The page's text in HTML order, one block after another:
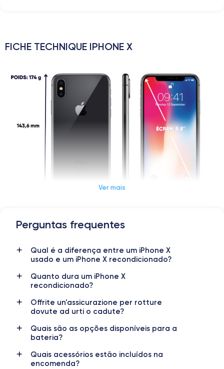
FICHE TECHNIQUE IPHONE X
Dimensions et poids iPhone X
Date de sortie
03/11/2017
Système exploit.
iOS (iOS 16)
Dimensions
Résolution écran
3 GO 64,256 GO
Ver mais
Perguntas frequentes
Qual é a diferença entre um iPhone X
usado e um iPhone X recondicionado?
Quanto dura um iPhone X
recondicionado?
Offrite un'assicurazione per rotture
dovute ad urti o cadute?
Quais são as opções disponíveis para a
bateria?
Quais acessórios estão incluídos na
encomenda?